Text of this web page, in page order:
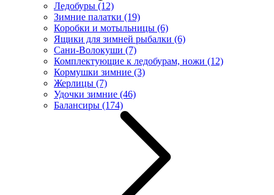
Ледобуры (12)
Зимние палатки (19)
Коробки и мотыльницы (6)
Ящики для зимней рыбалки (6)
Сани-Волокуши (7)
Комплектующие к ледобурам, ножи (12)
Кормушки зимние (3)
Жерлицы (7)
Удочки зимние (46)
Балансиры (174)